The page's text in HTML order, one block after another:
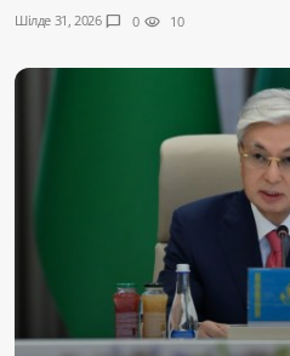
Шілде 31, 2026 chat_bubble 0 visibility 10